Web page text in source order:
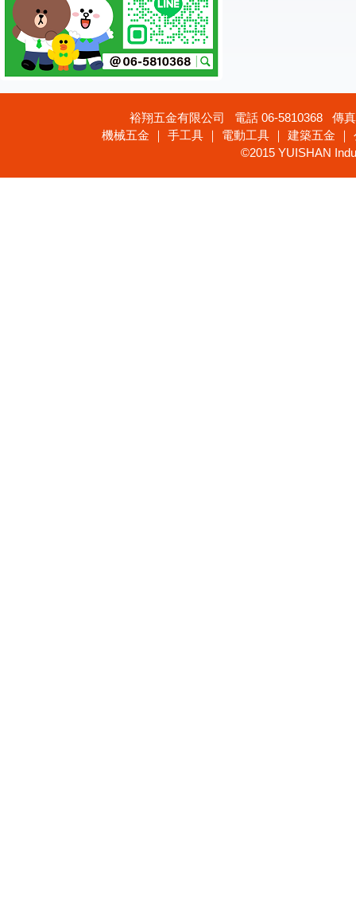
裕翔五金有限公司 電話 06-5810368 傳
機械五金 ｜ 手工具 ｜ 電動工具 ｜ 建築五金
©2015 YUISHAN